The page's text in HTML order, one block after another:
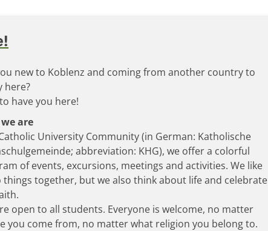
new to Koblenz and coming from another country to
here?
have you here!
are
University Community (in German: Katholische
abbreviation: KHG), we offer a colorful
of events, excursions, meetings and activities. We like
things together, but we also think about life and celebrate
open to all students. Everyone is welcome, no matter
you come from, no matter what religion you belong to.